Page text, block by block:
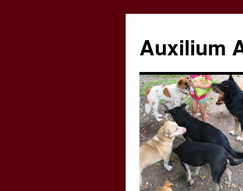
springen
Auxilium